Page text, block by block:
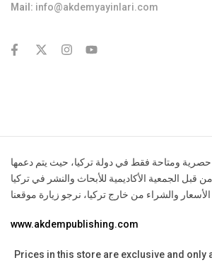
Mail: info@akdemyayinlari.com
حصرية ومتاحة فقط في دولة تركيا، حيث يتم دعمها
والشراء من خارج تركيا، نرجو زيارة موقعنا
www.akdempublishing.com
Prices in this store are exclusive and only